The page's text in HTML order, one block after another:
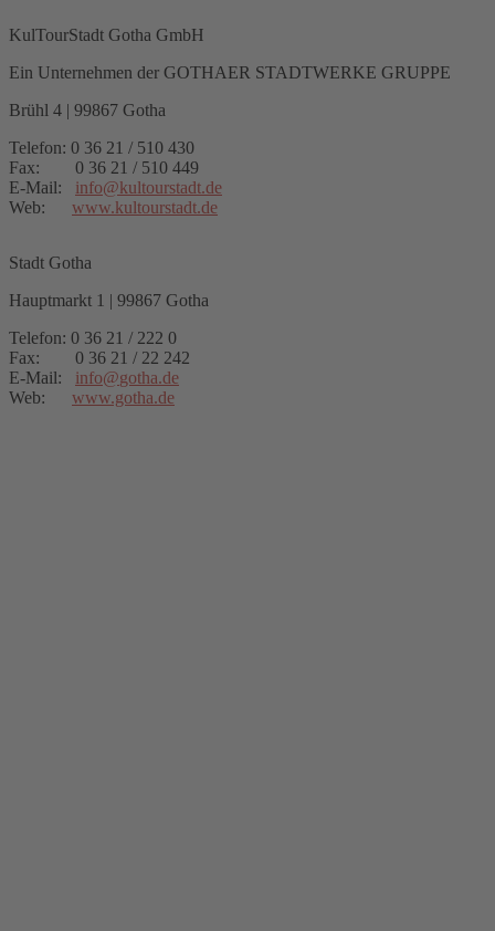
KulTourStadt Gotha GmbH
Ein Unternehmen der GOTHAER STADTWERKE GRUPPE
Brühl 4 | 99867 Gotha
Telefon: 0 36 21 / 510 430
Fax: 0 36 21 / 510 449
E-Mail: info@kultourstadt.de
Web: www.kultourstadt.de
Stadt Gotha
Hauptmarkt 1 | 99867 Gotha
Telefon: 0 36 21 / 222 0
Fax: 0 36 21 / 22 242
E-Mail: info@gotha.de
Web: www.gotha.de